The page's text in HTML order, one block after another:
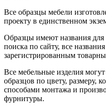
Все образцы мебели
проекту в единственном
Образцы имеют названия для
поиска по сайту, все
зарегистрированным
Все мебельные изделия
образцов по цвету, размеру,
способами монтажа и
фурнитуры.